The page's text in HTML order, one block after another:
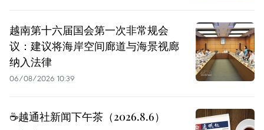
越南第十六届国会第一次非常规会
议：建议将海岸空间廊道与海景视廊
纳入法律
06/08/2026 10:39
☕️越通社新闻下午茶（2026.8.6）